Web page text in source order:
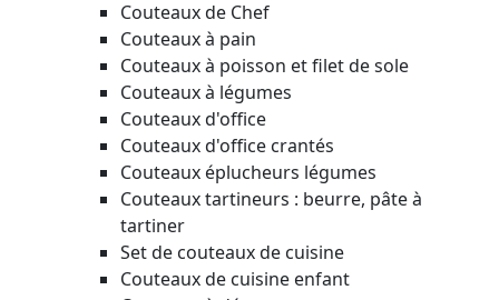
Couteaux de Chef
Couteaux à pain
Couteaux à poisson et filet de sole
Couteaux à légumes
Couteaux d'office
Couteaux d'office crantés
Couteaux éplucheurs légumes
Couteaux tartineurs : beurre, pâte à
tartiner
Set de couteaux de cuisine
Couteaux de cuisine enfant